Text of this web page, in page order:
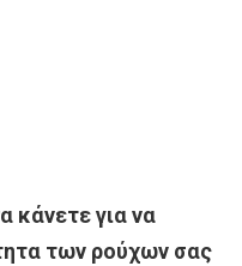
κάνετε για να
των ρούχων σας